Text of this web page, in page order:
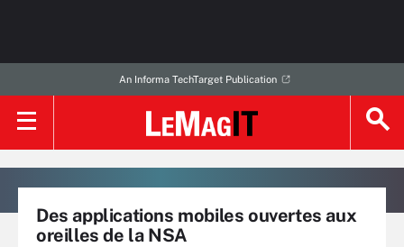
An Informa TechTarget Publication
Des applications mobiles ouvertes aux
oreilles de la NSA